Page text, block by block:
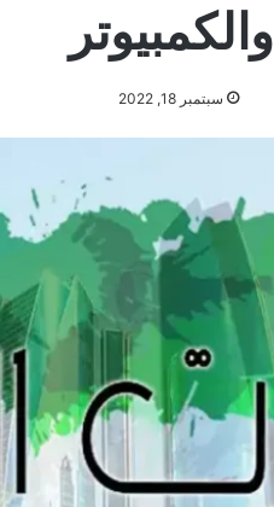
والكمبيوتر
سبتمبر 18, 2022